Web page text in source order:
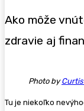
Ako môže
zdravie aj
Photo by
Tu je niekoľko